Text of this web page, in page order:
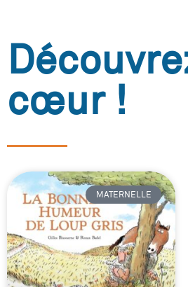
cœur !
MATERNELLE